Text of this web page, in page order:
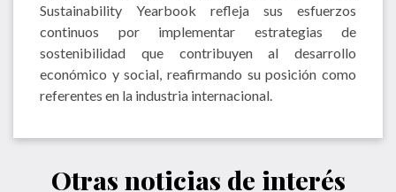
Sustainability Yearbook refleja sus esfuerzos
continuos por implementar estrategias de
sostenibilidad que contribuyen al desarrollo
económico y social, reafirmando su posición como
referentes en la industria internacional.
Otras noticias de interés